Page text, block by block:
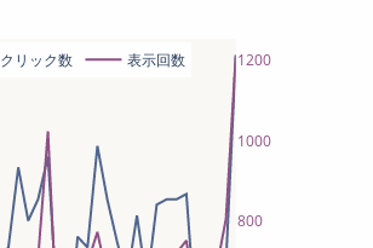
800
1000
1200
クリック数 表示回数